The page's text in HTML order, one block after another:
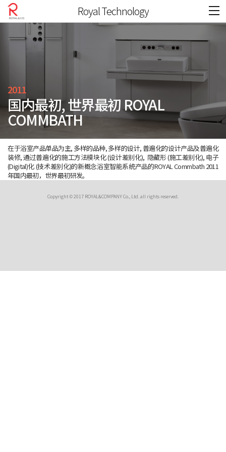
Royal Technology
2011
国内最初, 世界最初 ROYAL
COMMBATH
在于浴室产品单品为主, 多样的品种, 多样的设计, 普遍化的设计产品及普遍化
装修, 通过普遍化的施工方法模块化 (设计差别化), 隐藏形 (施工差别化), 电子
(Digital)化 (技术差别化)的新概念浴室智能系统产品的ROYAL Commbath 2011
年国内最初，世界最初研发。
Copyright © 2017 ROYAL&COMPANY Co., Ltd. all rights reserved.